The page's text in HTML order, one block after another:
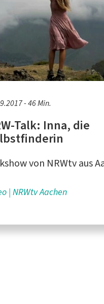
- 46 Min.
Talk: Inna, die
von NRWtv aus
NRWtv Aachen